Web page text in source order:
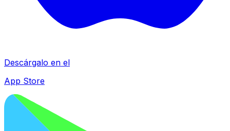
Descárgalo en el
App Store